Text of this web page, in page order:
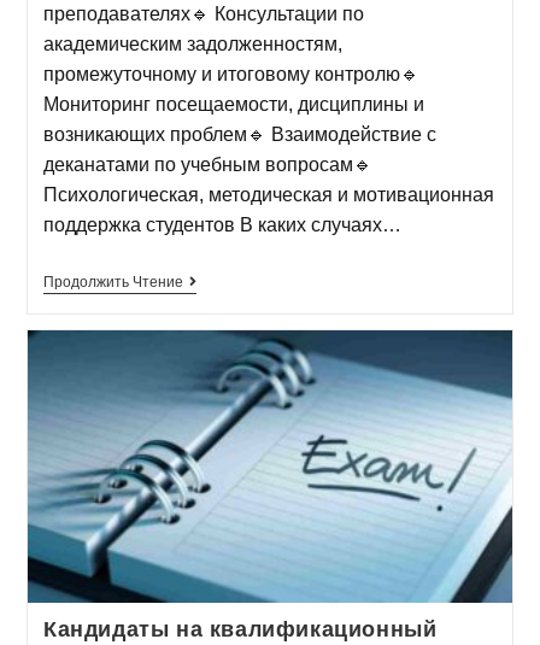
преподавателях🔹 Консультации по
академическим задолженностям,
промежуточному и итоговому контролю🔹
Мониторинг посещаемости, дисциплины и
возникающих проблем🔹 Взаимодействие с
деканатами по учебным вопросам🔹
Психологическая, методическая и мотивационная
поддержка студентов В каких случаях…
Продолжить Чтение
Кандидаты на квалификационный